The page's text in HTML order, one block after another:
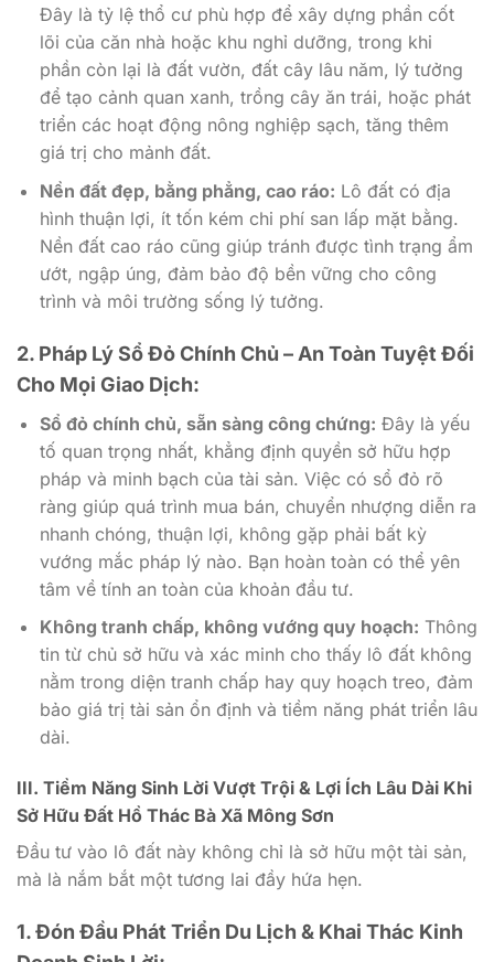
Đây là tỷ lệ thổ cư phù hợp để xây dựng phần cốt
lõi của căn nhà hoặc khu nghỉ dưỡng, trong khi
phần còn lại là đất vườn, đất cây lâu năm, lý tưởng
để tạo cảnh quan xanh, trồng cây ăn trái, hoặc phát
triển các hoạt động nông nghiệp sạch, tăng thêm
giá trị cho mảnh đất.
Nền đất đẹp, bằng phẳng, cao ráo: Lô đất có địa
hình thuận lợi, ít tốn kém chi phí san lấp mặt bằng.
Nền đất cao ráo cũng giúp tránh được tình trạng ẩm
ướt, ngập úng, đảm bảo độ bền vững cho công
trình và môi trường sống lý tưởng.
2. Pháp Lý Sổ Đỏ Chính Chủ – An Toàn Tuyệt Đối
Cho Mọi Giao Dịch:
Sổ đỏ chính chủ, sẵn sàng công chứng: Đây là yếu
tố quan trọng nhất, khẳng định quyền sở hữu hợp
pháp và minh bạch của tài sản. Việc có sổ đỏ rõ
ràng giúp quá trình mua bán, chuyển nhượng diễn ra
nhanh chóng, thuận lợi, không gặp phải bất kỳ
vướng mắc pháp lý nào. Bạn hoàn toàn có thể yên
tâm về tính an toàn của khoản đầu tư.
Không tranh chấp, không vướng quy hoạch: Thông
tin từ chủ sở hữu và xác minh cho thấy lô đất không
nằm trong diện tranh chấp hay quy hoạch treo, đảm
bảo giá trị tài sản ổn định và tiềm năng phát triển lâu
dài.
III. Tiềm Năng Sinh Lời Vượt Trội & Lợi Ích Lâu Dài Khi
Sở Hữu Đất Hồ Thác Bà Xã Mông Sơn
Đầu tư vào lô đất này không chỉ là sở hữu một tài sản,
mà là nắm bắt một tương lai đầy hứa hẹn.
1. Đón Đầu Phát Triển Du Lịch & Khai Thác Kinh